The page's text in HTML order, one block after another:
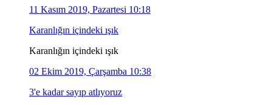
11 Kasım 2019, Pazartesi 10:18
Karanlığın içindeki ışık
Karanlığın içindeki ışık
02 Ekim 2019, Çarşamba 10:38
3'e kadar sayıp atlıyoruz